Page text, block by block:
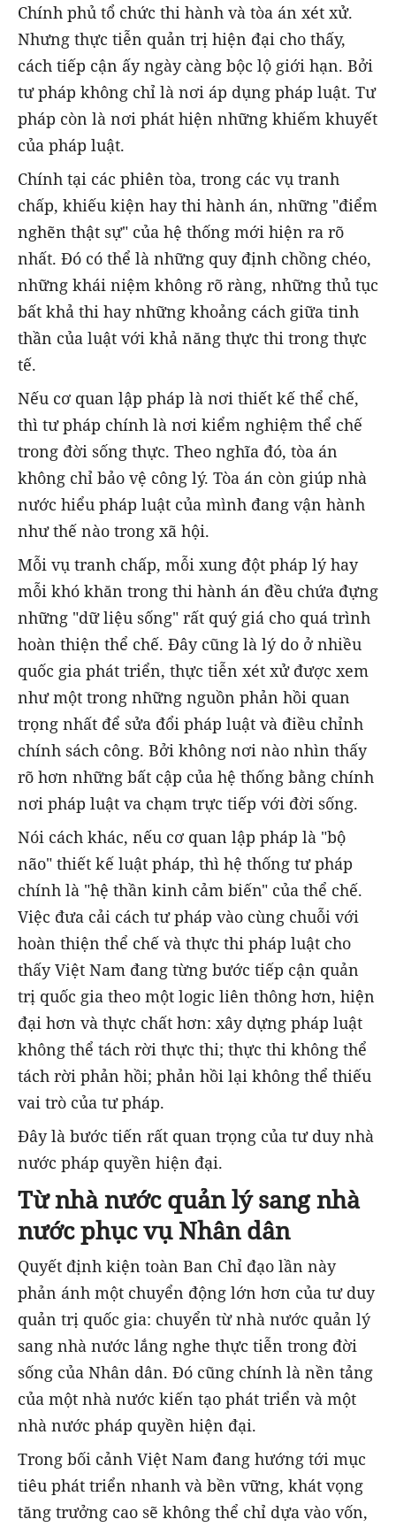
Chính phủ tổ chức thi hành và tòa án xét xử.
Nhưng thực tiễn quản trị hiện đại cho thấy,
cách tiếp cận ấy ngày càng bộc lộ giới hạn. Bởi
tư pháp không chỉ là nơi áp dụng pháp luật. Tư
pháp còn là nơi phát hiện những khiếm khuyết
của pháp luật.
Chính tại các phiên tòa, trong các vụ tranh
chấp, khiếu kiện hay thi hành án, những "điểm
nghẽn thật sự" của hệ thống mới hiện ra rõ
nhất. Đó có thể là những quy định chồng chéo,
những khái niệm không rõ ràng, những thủ tục
bất khả thi hay những khoảng cách giữa tinh
thần của luật với khả năng thực thi trong thực
tế.
Nếu cơ quan lập pháp là nơi thiết kế thể chế,
thì tư pháp chính là nơi kiểm nghiệm thể chế
trong đời sống thực. Theo nghĩa đó, tòa án
không chỉ bảo vệ công lý. Tòa án còn giúp nhà
nước hiểu pháp luật của mình đang vận hành
như thế nào trong xã hội.
Mỗi vụ tranh chấp, mỗi xung đột pháp lý hay
mỗi khó khăn trong thi hành án đều chứa đựng
những "dữ liệu sống" rất quý giá cho quá trình
hoàn thiện thể chế. Đây cũng là lý do ở nhiều
quốc gia phát triển, thực tiễn xét xử được xem
như một trong những nguồn phản hồi quan
trọng nhất để sửa đổi pháp luật và điều chỉnh
chính sách công. Bởi không nơi nào nhìn thấy
rõ hơn những bất cập của hệ thống bằng chính
nơi pháp luật va chạm trực tiếp với đời sống.
Nói cách khác, nếu cơ quan lập pháp là "bộ
não" thiết kế luật pháp, thì hệ thống tư pháp
chính là "hệ thần kinh cảm biến" của thể chế.
Việc đưa cải cách tư pháp vào cùng chuỗi với
hoàn thiện thể chế và thực thi pháp luật cho
thấy Việt Nam đang từng bước tiếp cận quản
trị quốc gia theo một logic liên thông hơn, hiện
đại hơn và thực chất hơn: xây dựng pháp luật
không thể tách rời thực thi; thực thi không thể
tách rời phản hồi; phản hồi lại không thể thiếu
vai trò của tư pháp.
Đây là bước tiến rất quan trọng của tư duy nhà
nước pháp quyền hiện đại.
Từ nhà nước quản lý sang nhà
nước phục vụ Nhân dân
Quyết định kiện toàn Ban Chỉ đạo lần này
phản ánh một chuyển động lớn hơn của tư duy
quản trị quốc gia: chuyển từ nhà nước quản lý
sang nhà nước lắng nghe thực tiễn trong đời
sống của Nhân dân. Đó cũng chính là nền tảng
của một nhà nước kiến tạo phát triển và một
nhà nước pháp quyền hiện đại.
Trong bối cảnh Việt Nam đang hướng tới mục
tiêu phát triển nhanh và bền vững, khát vọng
tăng trưởng cao sẽ không thể chỉ dựa vào vốn,